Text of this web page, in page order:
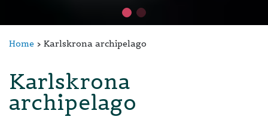
Home Karlskrona archipelago
Karlskrona
archipelago